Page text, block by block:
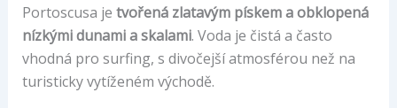
Portoscusa je tvořená zlatavým pískem a obklopená
nízkými dunami a skalami. Voda je čistá a často
vhodná pro surfing, s divočejší atmosférou než na
turisticky vytíženém východě.